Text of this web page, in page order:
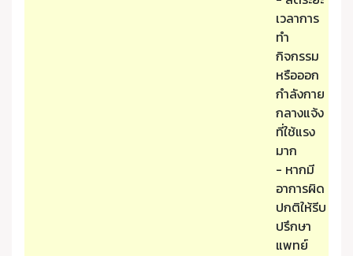
เวลาการ
ทำ
กิจกรรม
หรือออก
กำลังกาย
กลางแจ้ง
ที่ใช้แรง
มาก
- หากมี
อาการผิด
ปกติให้รีบ
ปรึกษา
แพทย์